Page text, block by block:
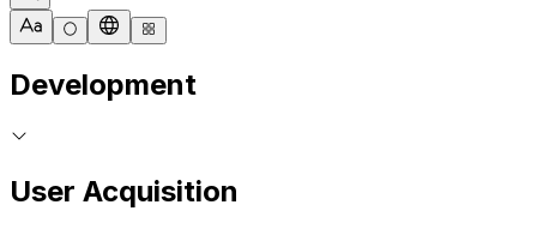
Development
User Acquisition